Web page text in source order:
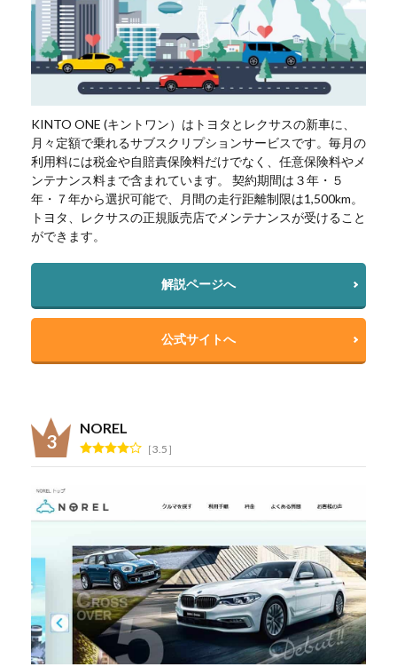
KINTO ONE (キントワン）はトヨタとレクサスの新車に、
月々定額で乗れるサブスクリプションサービスです。毎月の
利用料には税金や自賠責保険料だけでなく、任意保険料やメ
ンテナンス料まで含まれています。 契約期間は３年・５
年・７年から選択可能で、月間の走行距離制限は1,500km。
トヨタ、レクサスの正規販売店でメンテナンスが受けること
ができます。
解説ページへ
公式サイトへ
NOREL
3.5